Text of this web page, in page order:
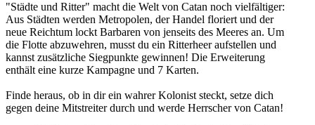
"Städte und Ritter" macht die Welt von Catan noch vielfältiger:
Aus Städten werden Metropolen, der Handel floriert und der
neue Reichtum lockt Barbaren von jenseits des Meeres an. Um
die Flotte abzuwehren, musst du ein Ritterheer aufstellen und
kannst zusätzliche Siegpunkte gewinnen! Die Erweiterung
enthält eine kurze Kampagne und 7 Karten.
Finde heraus, ob in dir ein wahrer Kolonist steckt, setze dich
gegen deine Mitstreiter durch und werde Herrscher von Catan!